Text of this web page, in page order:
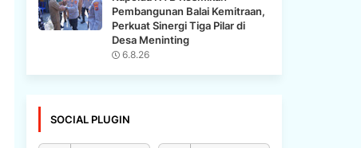
Pembangunan Balai Kemitraan,
Perkuat Sinergi Tiga Pilar di
Desa Meninting
6.8.26
SOCIAL PLUGIN